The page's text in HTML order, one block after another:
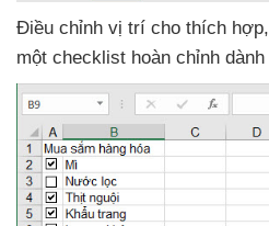
Điều chỉnh vị trí cho thích hợp,
một checklist hoàn chỉnh dành